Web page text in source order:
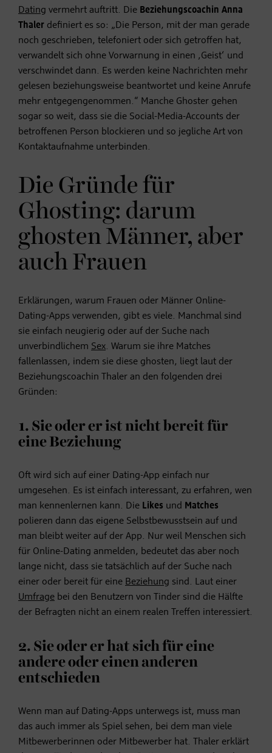
Dating vermehrt auftritt. Die Beziehungscoachin Anna
Thaler definiert es so: „Die Person, mit der man gerade
noch geschrieben, telefoniert oder sich getroffen hat,
verwandelt sich ohne Vorwarnung in einen ‚Geist‘ und
verschwindet dann. Es werden keine Nachrichten mehr
gelesen beziehungsweise beantwortet und keine Anrufe
mehr entgegengenommen.“ Manche Ghoster gehen
sogar so weit, dass sie die Social-Media-Accounts der
betroffenen Person blockieren und so jegliche Art von
Kontaktaufnahme unterbinden.
Die Gründe für
Ghosting: darum
ghosten Männer, aber
auch Frauen
Erklärungen, warum Frauen oder Männer Online-
Dating-Apps verwenden, gibt es viele. Manchmal sind
sie einfach neugierig oder auf der Suche nach
unverbindlichem Sex. Warum sie ihre Matches
fallenlassen, indem sie diese ghosten, liegt laut der
Beziehungscoachin Thaler an den folgenden drei
Gründen:
1. Sie oder er ist nicht bereit für
eine Beziehung
Oft wird sich auf einer Dating-App einfach nur
umgesehen. Es ist einfach interessant, zu erfahren, wen
man kennenlernen kann. Die Likes und Matches
polieren dann das eigene Selbstbewusstsein auf und
man bleibt weiter auf der App. Nur weil Menschen sich
für Online-Dating anmelden, bedeutet das aber noch
lange nicht, dass sie tatsächlich auf der Suche nach
einer oder bereit für eine Beziehung sind. Laut einer
Umfrage bei den Benutzern von Tinder sind die Hälfte
der Befragten nicht an einem realen Treffen interessiert.
2. Sie oder er hat sich für eine
andere oder einen anderen
entschieden
Wenn man auf Dating-Apps unterwegs ist, muss man
das auch immer als Spiel sehen, bei dem man viele
Mitbewerberinnen oder Mitbewerber hat. Thaler erklärt